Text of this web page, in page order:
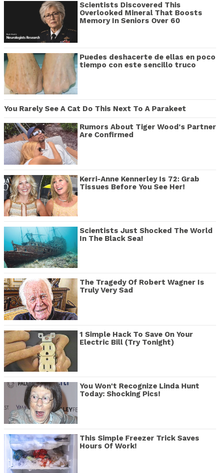
Scientists Discovered This
Overlooked Mineral That Boosts
Memory In Seniors Over 60
Puedes deshacerte de ellas en poco
tiempo con este sencillo truco
You Rarely See A Cat Do This Next To A Parakeet
Rumors About Tiger Wood's Partner
Are Confirmed
Kerri-Anne Kennerley Is 72: Grab
Tissues Before You See Her!
Scientists Just Shocked The World
In The Black Sea!
The Tragedy Of Robert Wagner Is
Truly Very Sad
1 Simple Hack To Save On Your
Electric Bill (Try Tonight)
You Won't Recognize Linda Hunt
Today: Shocking Pics!
This Simple Freezer Trick Saves
Hours Of Work!